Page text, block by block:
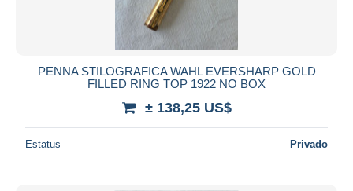
PENNA STILOGRAFICA WAHL EVERSHARP GOLD
FILLED RING TOP 1922 NO BOX
± 138,25 US$
Estatus Privado